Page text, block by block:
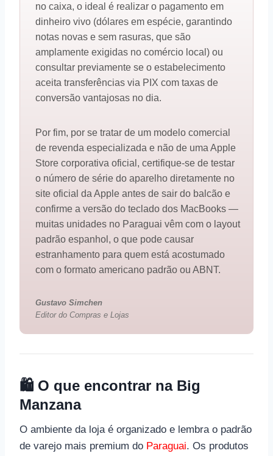
no caixa, o ideal é realizar o pagamento em
dinheiro vivo (dólares em espécie, garantindo
notas novas e sem rasuras, que são
amplamente exigidas no comércio local) ou
consultar previamente se o estabelecimento
aceita transferências via PIX com taxas de
conversão vantajosas no dia.
Por fim, por se tratar de um modelo comercial
de revenda especializada e não de uma Apple
Store corporativa oficial, certifique-se de testar
o número de série do aparelho diretamente no
site oficial da Apple antes de sair do balcão e
confirme a versão do teclado dos MacBooks —
muitas unidades no Paraguai vêm com o layout
padrão espanhol, o que pode causar
estranhamento para quem está acostumado
com o formato americano padrão ou ABNT.
Gustavo Simchen
Editor do Compras e Lojas
🛍️ O que encontrar na Big
Manzana
O ambiente da loja é organizado e lembra o padrão
de varejo mais premium do Paraguai. Os produtos